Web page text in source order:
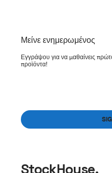
​Μείνε ενημερωμένος
Εγγράψου για να μαθαίνεις
προϊόντα!